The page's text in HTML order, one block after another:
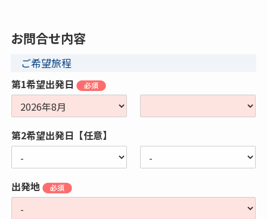
お問合せ内容
ご希望旅程
第1希望出発日
第2希望出発日【任意】
出発地